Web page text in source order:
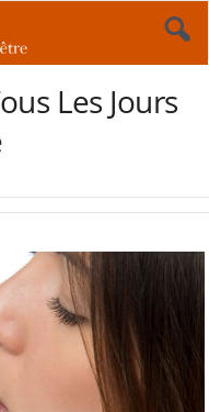
Les Jours